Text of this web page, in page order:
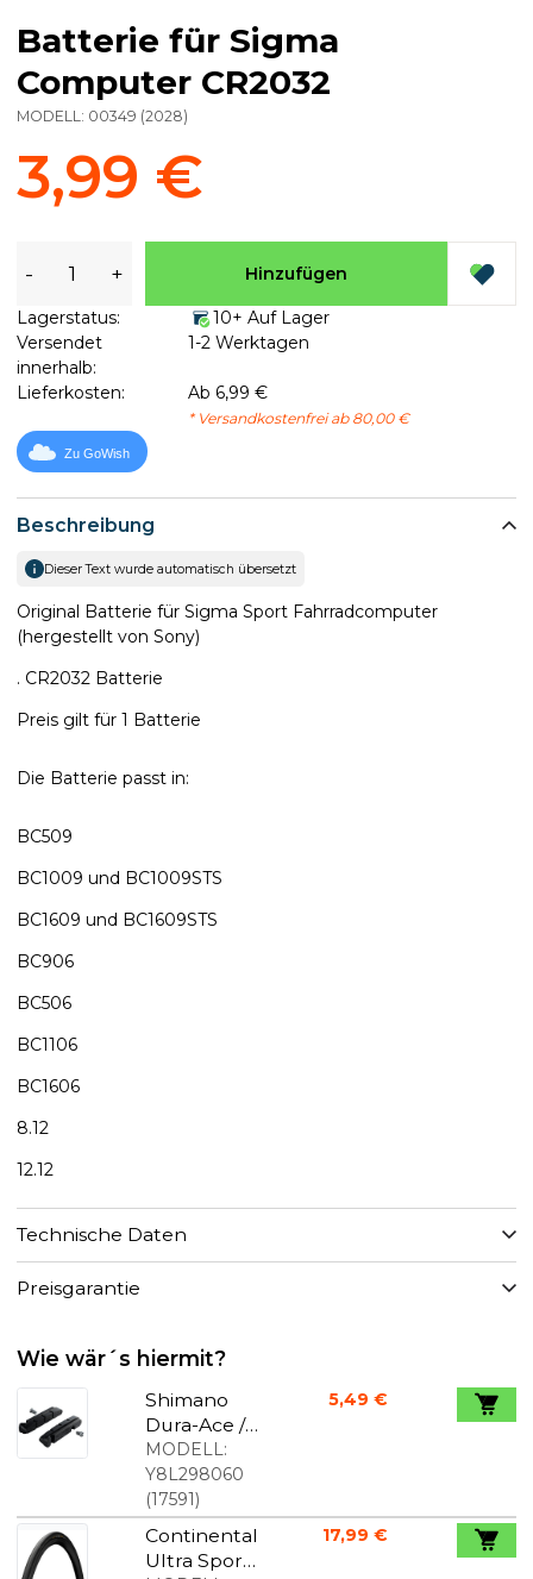
Beschreibung
Dieser Text wurde automatisch übersetzt
Original Batterie für Sigma Sport Fahrradcomputer
(hergestellt von Sony)
. CR2032 Batterie
Preis gilt für 1 Batterie
Die Batterie passt in:
BC509
BC1009 und BC1009STS
BC1609 und BC1609STS
BC906
BC506
BC1106
BC1606
8.12
12.12
Technische Daten
Preisgarantie
Batterie für Sigma
Computer CR2032
MODELL: 00349 (2028)
3,99 €
- + Hinzufügen
Lagerstatus:
10+ Auf Lager
Versendet
innerhalb:
1-2 Werktagen
Lieferkosten: Ab 6,99 €
* Versandkostenfrei ab 80,00 €
Zu GoWish
Wie wär´s hiermit?
Shimano
Dura-Ace /
Ultegra 105
Bremsbelä
ge
MODELL:
Y8L298060
(17591)
5,49 €
Continental
Ultra Sport
17,99 €